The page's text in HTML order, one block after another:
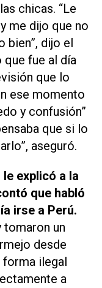
chicas. “Le
me dijo que no
bien”, dijo el
fue al día
que lo
ese momento
y confusión”
que si lo
aseguró.
explicó a la
que habló
irse a Perú.
tomaron un
desde
ilegal
a